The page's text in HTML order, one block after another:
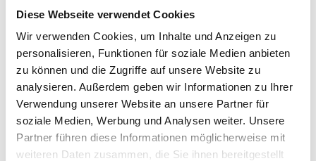
Diese Webseite verwendet Cookies
Wir verwenden Cookies, um Inhalte und Anzeigen zu
personalisieren, Funktionen für soziale Medien anbieten
zu können und die Zugriffe auf unsere Website zu
analysieren. Außerdem geben wir Informationen zu Ihrer
Verwendung unserer Website an unsere Partner für
soziale Medien, Werbung und Analysen weiter. Unsere
Partner führen diese Informationen möglicherweise mit
weiteren Daten zusammen, die Sie ihnen bereitgestellt
STK
Losgröße 500
Nicht auf Lager
Print
PRODUKTBESCHREIBUNG